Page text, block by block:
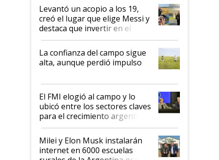
Levantó un acopio a los 19,
creó el lugar que elige Messi y
destaca que invertir en el
kirchnerismo era como "darle
plata a un hijo para droga":
Juan Félix Rossetti, el libertario
que de una dura crisis salió
de Milei
La confianza del campo sigue
alta, aunque perdió impulso
El FMI elogió al campo y lo
ubicó entre los sectores claves
para el crecimiento argentino
Milei y Elon Musk instalarán
internet en 6000 escuelas